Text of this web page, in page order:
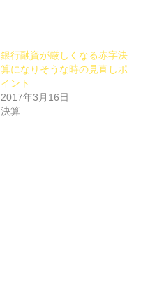
銀行融資が厳しくなる赤字決
算になりそうな時の見直しポ
イント
2017年3月16日
決算